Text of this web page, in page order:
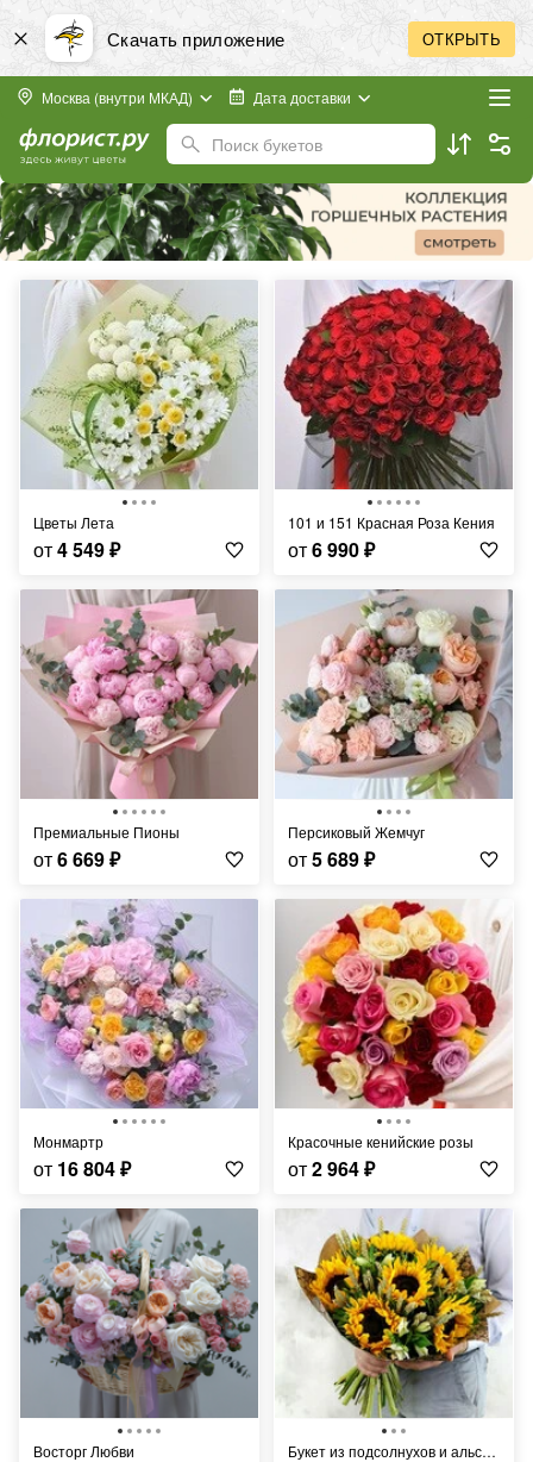
Скачать приложение ОТКРЫТЬ
Москва (внутри МКАД) Дата доставки
Поиск букетов
Цветы Лета
от4 549₽
101 и 151 Красная Роза Кения
от6 990₽
Премиальные Пионы
от6 669₽
Персиковый Жемчуг
от5 689₽
Монмартр
от 16 804₽
Красочные кенийские розы
от2 964₽
Восторг Любви Букет из подсолнухов и альстромерий с листьями фисташки